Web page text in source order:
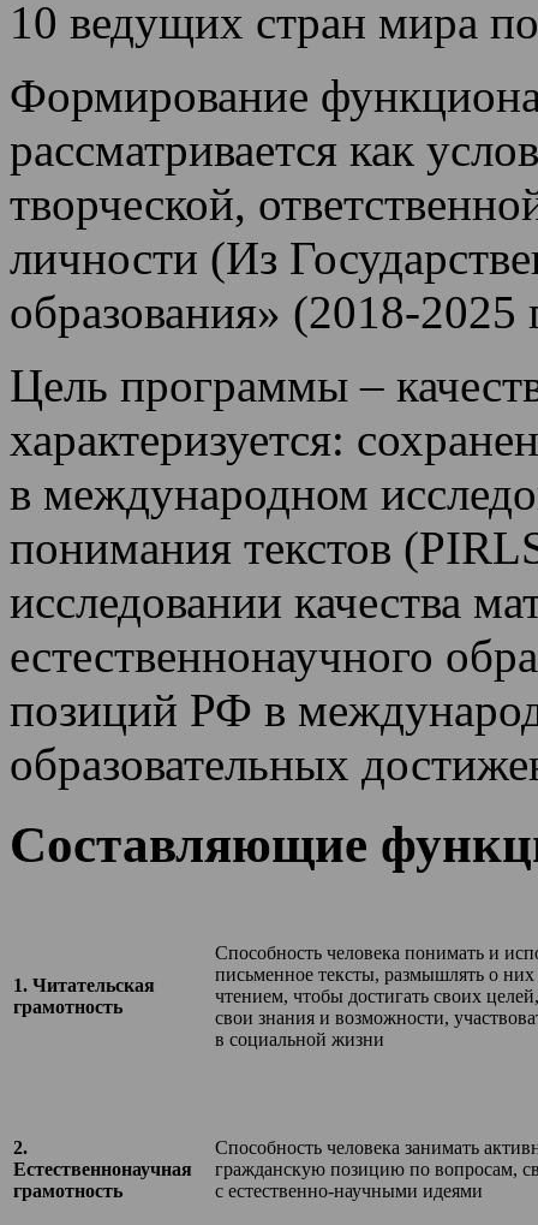
10 ведущих стран мира
Формирование
рассматривается как
творческой,
личности (Из
образования» (2018-2025
Цель программы –
характеризуется:
в международном
понимания текстов
исследовании качества
естественнонаучного
позиций РФ в
образовательных
Составляющие
​​1. Читательская
грамотность
Способность человека понимать и
письменное тексты, размышлять о них
чтением, чтобы достигать своих
свои знания и возможности,
в социальной жизни
​2.
Естественнонаучная
грамотность​
​Способность человека занимать
гражданскую позицию по вопросам,
с естественно-научными идеями